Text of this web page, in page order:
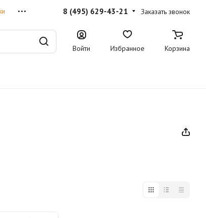
8 (495) 629-43-21 Заказать звонок
Войти Избранное Корзина